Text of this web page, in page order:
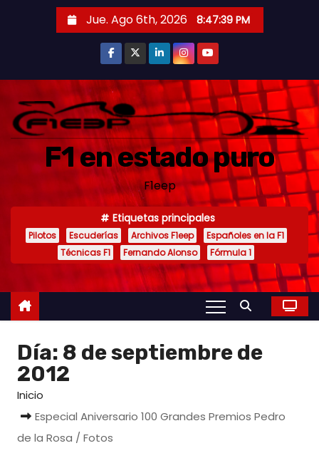
i
Jue. Ago 6th, 2026 8:47:40 PM
F1 en estado puro
F1eep
Etiquetas principales
Pilotos Escuderías Archivos F1eep
Españoles en la F1
Técnicas F1
Fernando Alonso Fórmula 1
Día: 8 de septiembre de
2012
Inicio
Especial Aniversario 100 Grandes Premios Pedro
de la Rosa / Fotos